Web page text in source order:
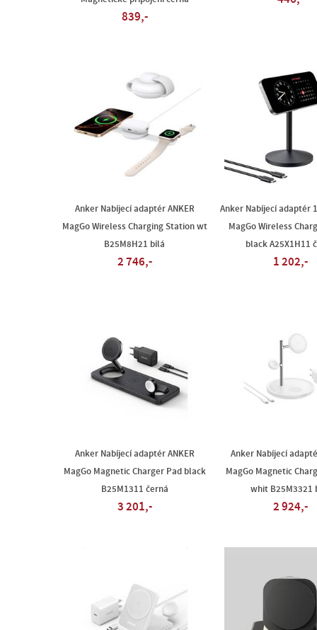
839,-
Anker Nabíjecí adaptér ANKER
MagGo Wireless Charging Station wt
B25M8H21 bílá
2 746,-
Anker Nabíjecí adaptér
MagGo Wireless
black A25X1H11
1 202,-
Anker Nabíjecí adaptér ANKER
MagGo Magnetic Charger Pad black
B25M1311 černá
3 201,-
Anker Nabíjecí
MagGo Magnetic
whit B25M3321
2 924,-